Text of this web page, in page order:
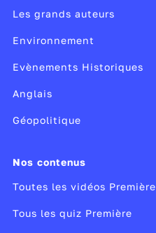
Les grands auteurs
Environnement
Evènements Historiques
Anglais
Géopolitique
Nos contenus
Toutes les vidéos Première
Tous les quiz Première